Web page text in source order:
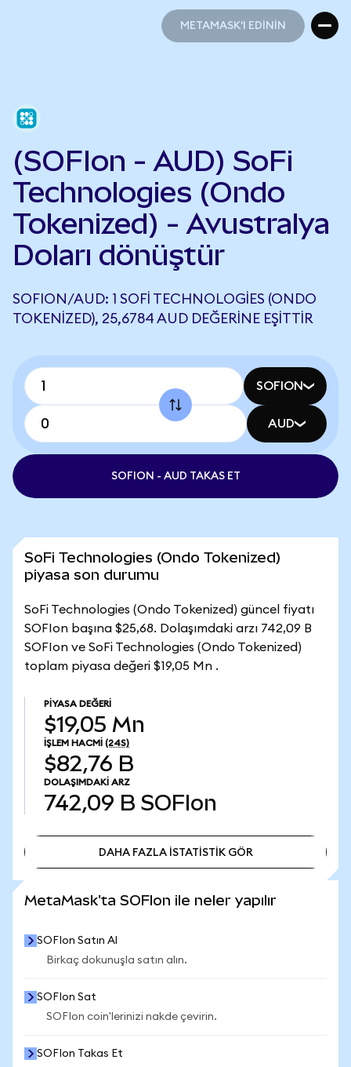
METAMASK'I EDİNİN
(SOFIon - AUD) SoFi
Technologies (Ondo
Tokenized) - Avustralya
Doları dönüştür
SOFION/AUD: 1 SOFI TECHNOLOGIES (ONDO
TOKENIZED), 25,6784 AUD DEĞERINE EŞITTIR
SOFION
AUD
SOFION - AUD TAKAS ET
SoFi Technologies (Ondo Tokenized)
piyasa son durumu
SoFi Technologies (Ondo Tokenized) güncel fiyatı
SOFIon başına $25,68. Dolaşımdaki arzı 742,09 B
SOFIon ve SoFi Technologies (Ondo Tokenized)
toplam piyasa değeri $19,05 Mn .
PIYASA DEĞERI
$19,05 Mn
İŞLEM HACMI (24S)
$82,76 B
DOLAŞIMDAKI ARZ
742,09 B SOFIon
DAHA FAZLA İSTATİSTİK GÖR
MetaMask'ta SOFIon ile neler yapılır
SOFIon Satın Al
Birkaç dokunuşla satın alın.
SOFIon Sat
SOFIon coin'lerinizi nakde çevirin.
SOFIon Takas Et